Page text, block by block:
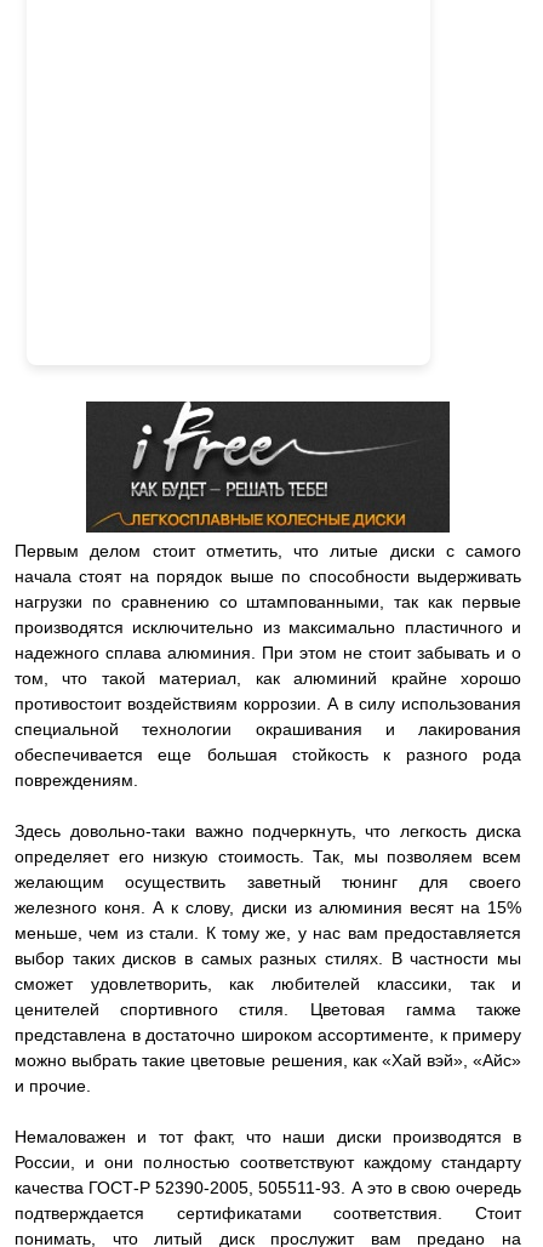
Первым делом стоит отметить, что литые диски с самого
начала стоят на порядок выше по способности выдерживать
нагрузки по сравнению со штампованными, так как первые
производятся исключительно из максимально пластичного и
надежного сплава алюминия. При этом не стоит забывать и о
том, что такой материал, как алюминий крайне хорошо
противостоит воздействиям коррозии. А в силу использования
специальной технологии окрашивания и лакирования
обеспечивается еще большая стойкость к разного рода
повреждениям.
Здесь довольно-таки важно подчеркнуть, что легкость диска
определяет его низкую стоимость. Так, мы позволяем всем
желающим осуществить заветный тюнинг для своего
железного коня. А к слову, диски из алюминия весят на 15%
меньше, чем из стали. К тому же, у нас вам предоставляется
выбор таких дисков в самых разных стилях. В частности мы
сможет удовлетворить, как любителей классики, так и
ценителей спортивного стиля. Цветовая гамма также
представлена в достаточно широком ассортименте, к примеру
можно выбрать такие цветовые решения, как «Хай вэй», «Айс»
и прочие.
Немаловажен и тот факт, что наши диски производятся в
России, и они полностью соответствуют каждому стандарту
качества ГОСТ-Р 52390-2005, 505511-93. А это в свою очередь
подтверждается сертификатами соответствия. Стоит
понимать, что литый диск прослужит вам предано на